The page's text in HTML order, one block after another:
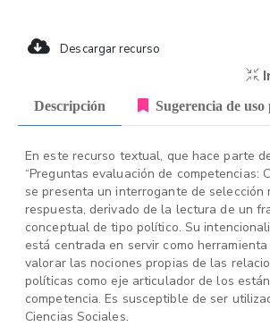
Descargar recurso
Descripción Sugerencia de uso
En este recurso textual, que hace parte
“Preguntas evaluación de competencias:
se presenta un interrogante de selección
respuesta, derivado de la lectura de un
conceptual de tipo político. Su
está centrada en servir como
valorar las nociones propias de las
políticas como eje articulador de los
competencia. Es susceptible de ser
Ciencias Sociales.